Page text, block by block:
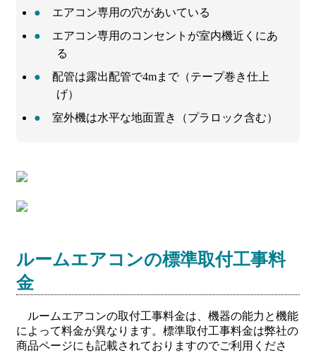
エアコン専用の穴があいている
エアコン専用のコンセントが室内機近くにあ
る
配管は露出配管で4mまで（テープ巻き仕上
げ）
室外機は水平な地面置き（プラロック含む）
ルームエアコンの標準取付工事料
金
ルームエアコンの取付工事料金は、機器の能力と機能
によって料金が異なります。標準取付工事料金は弊社の
商品ページにも記載されておりますのでご利用くださ